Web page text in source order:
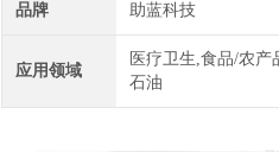
品牌 助蓝科技
应用领域
医疗卫生,食品/农产
石油